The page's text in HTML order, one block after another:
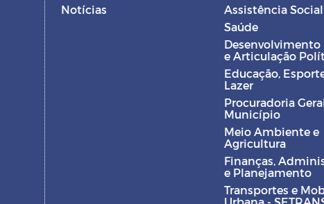
Notícias
Assistência Social
Saúde
Desenvolvimento
e Articulação
Educação,
Lazer
Procuradoria
Município
Meio Ambiente e
Agricultura
Finanças,
e Planejamento
Transportes e